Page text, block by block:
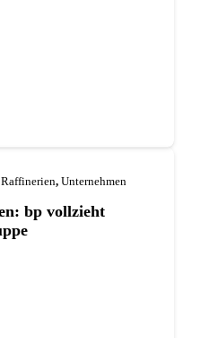
Raffinerien, Unternehmen
bp vollzieht